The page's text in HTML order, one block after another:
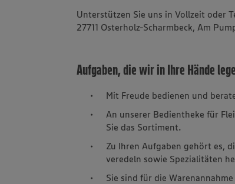
Unterstützen Sie uns in Vollzeit oder
27711 Osterholz-Scharmbeck, Am
Aufgaben, die wir in Ihre Hände
Mit Freude bedienen und
An unserer Bedientheke für
Sie das Sortiment.
Zu Ihren Aufgaben gehört es,
veredeln sowie Spezialitäten
Sie sind für die